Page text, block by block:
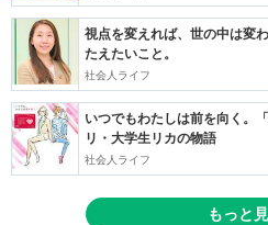
視点を変えれば、世の中は変
たえたいこと。
社会人ライフ
いつでもわたしは前を向く。
リ・大学生リカの物語
社会人ライフ
もっと